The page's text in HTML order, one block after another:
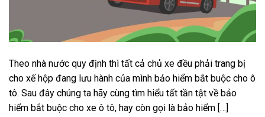
Theo nhà nước quy định thì tất cả chủ xe đều phải trang bị
cho xế hộp đang lưu hành của mình bảo hiểm bắt buộc cho ô
tô. Sau đây chúng ta hãy cùng tìm hiểu tất tần tật về bảo
hiểm bắt buộc cho xe ô tô, hay còn gọi là bảo hiểm […]